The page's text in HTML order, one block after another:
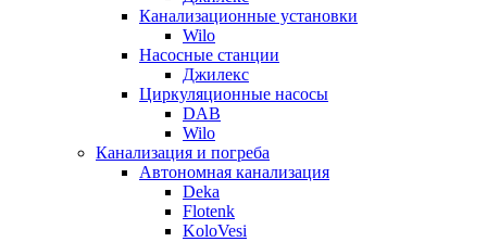
Канализационные установки
Wilo
Насосные станции
Джилекс
Циркуляционные насосы
DAB
Wilo
Канализация и погреба
Автономная канализация
Deka
Flotenk
KoloVesi